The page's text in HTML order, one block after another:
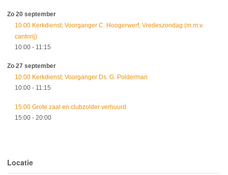
Zo 20 september
10:00 Kerkdienst; Voorganger C. Hoogerwerf, Vredeszondag (m.m.v.
cantorij)
10:00 - 11:15
Zo 27 september
10:00 Kerkdienst; Voorganger Ds. G. Polderman
10:00 - 11:15
15:00 Grote zaal en clubzolder verhuurd
15:00 - 20:00
Locatie